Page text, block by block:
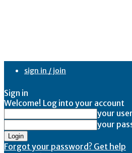
sign in / join
Sign in
Welcome! Log into your account
your
your
Forgot your password? Get help